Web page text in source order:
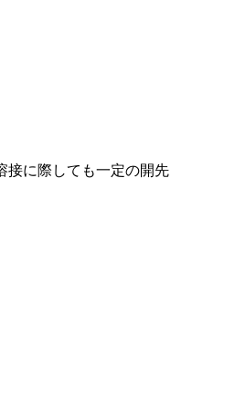
接に際しても一定の開先